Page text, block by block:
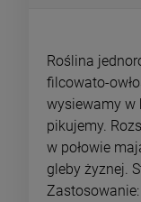
Roślina
filcowato-
wysiewamy w
pikujemy.
w połowie
gleby żyznej.